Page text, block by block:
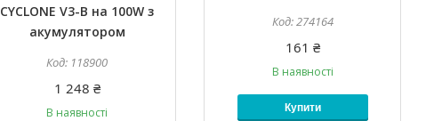
CYCLONE V3-B на 100W з
акумулятором
118900
1 248 ₴
В наявності
274164
161 ₴
В наявності
Купити